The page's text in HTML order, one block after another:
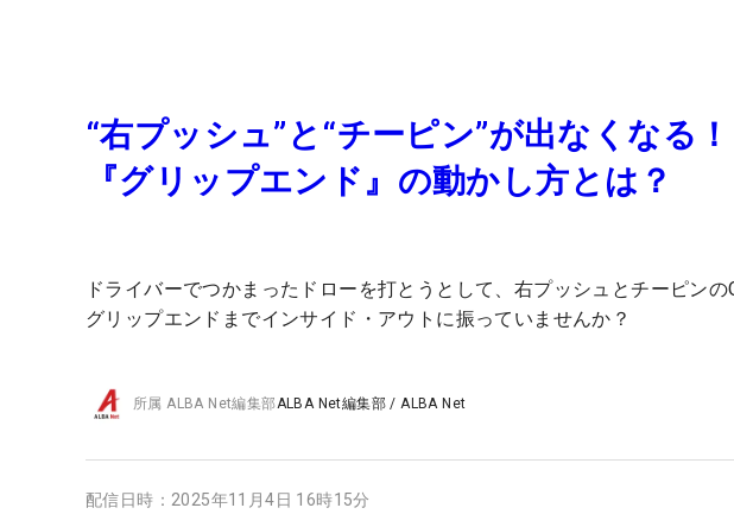
“右プッシュ”と“チーピン”が出なくなる
『グリップエンド』の動かし方とは？
ドライバーでつかまったドローを打とうとして、右プッシュとチーピン
グリップエンドまでインサイド・アウトに振っていませんか？
所属ALBA Net編集部ALBA Net編集部 /ALBA Net
配信日時： 2025年11月4日 16時15分